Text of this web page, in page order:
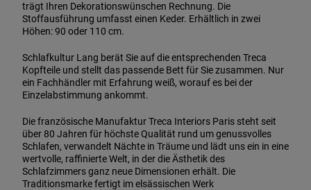
trägt Ihren Dekorationswünschen Rechnung. Die
Stoffausführung umfasst einen Keder. Erhältlich in zwei
Höhen: 90 oder 110 cm.
Schlafkultur Lang berät Sie auf die entsprechenden Treca
Kopfteile und stellt das passende Bett für Sie zusammen. Nur
ein Fachhändler mit Erfahrung weiß, worauf es bei der
Einzelabstimmung ankommt.
Die französische Manufaktur Treca Interiors Paris steht seit
über 80 Jahren für höchste Qualität rund um genussvolles
Schlafen, verwandelt Nächte in Träume und lädt uns ein in eine
wertvolle, raffinierte Welt, in der die Ästhetik des
Schlafzimmers ganz neue Dimensionen erhält. Die
Traditionsmarke fertigt im elsässischen Werk